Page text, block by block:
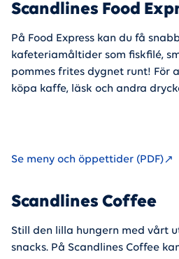
Scandlines Food
På Food Express kan du få
kafeteriamåltider som fiskfilé,
pommes frites dygnet runt! För
köpa kaffe, läsk och andra
Se meny och öppettider (PDF)
Scandlines Coffee
Still den lilla hungern med vårt
snacks. På Scandlines Coffee